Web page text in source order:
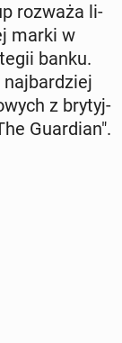
rozważa li­
marki w
banku.
naj­bar­dziej
z bry­tyj­
Gu­ar­dian".